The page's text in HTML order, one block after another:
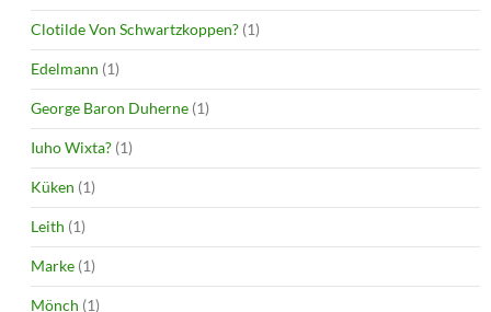
Clotilde Von Schwartzkoppen? (1)
Edelmann (1)
George Baron Duherne (1)
Iuho Wixta? (1)
Küken (1)
Leith (1)
Marke (1)
Mönch (1)